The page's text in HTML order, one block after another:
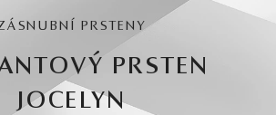
PRSTENY
PRSTEN
JOCELYN